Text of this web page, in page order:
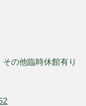
の他臨時休館有り